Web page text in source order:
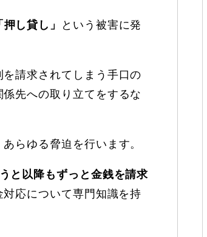
押し貸し」
という被害に発
を請求されてしまう手口の
先への取り立てをするな
らゆる脅迫を行います。
と以降もずっと金銭を請求
応について専門知識を持